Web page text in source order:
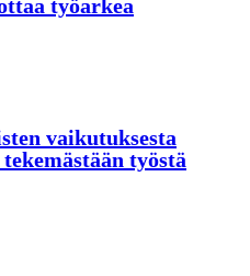
työarkea
vaikutuksesta
työstä